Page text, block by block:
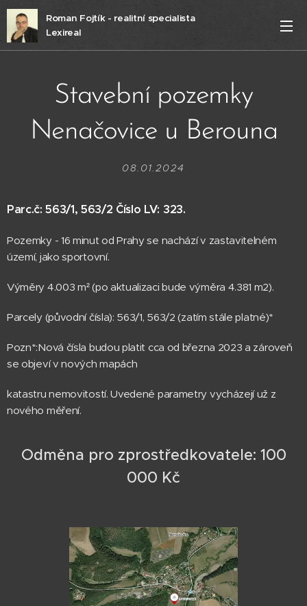
Roman Fojtík - realitní specialista
Lexireal
Stavební pozemky
Nenačovice u Berouna
08.01.2024
Parc.č: 563/1, 563/2 Číslo LV: 323.
Pozemky - 16 minut od Prahy se nachází v zastavitelném
území, jako sportovní.
Výměry 4.003 m² (po aktualizaci bude výměra 4.381 m2).
Parcely (původní čísla): 563/1, 563/2 (zatím stále platné)*
Pozn*:Nová čísla budou platit cca od března 2023 a zároveň
se objeví v nových mapách
katastru nemovitostí. Uvedené parametry vycházejí už z
nového měření.
Odměna pro zprostředkovatele: 100
000 Kč